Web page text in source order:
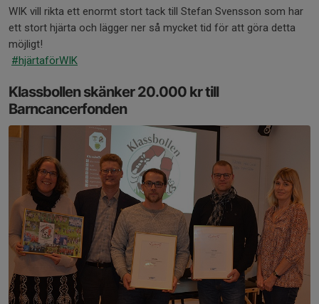
WIK vill rikta ett enormt stort tack till Stefan Svensson som har
ett stort hjärta och lägger ner så mycket tid för att göra detta
möjligt!
#hjärtaförWIK
Klassbollen skänker 20.000 kr till
Barncancerfonden